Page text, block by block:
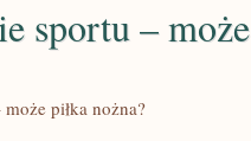
sportu –
piłka nożna?